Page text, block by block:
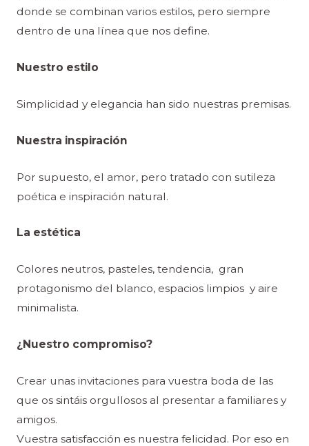
donde se combinan varios estilos, pero siempre
dentro de una línea que nos define.
Nuestro estilo
Simplicidad y elegancia han sido nuestras premisas.
Nuestra inspiración
Por supuesto, el amor, pero tratado con sutileza
poética e inspiración natural.
La estética
Colores neutros, pasteles, tendencia, gran
protagonismo del blanco, espacios limpios y aire
minimalista.
¿Nuestro compromiso?
Crear unas invitaciones para vuestra boda de las
que os sintáis orgullosos al presentar a familiares y
amigos.
Vuestra satisfacción es nuestra felicidad. Por eso en